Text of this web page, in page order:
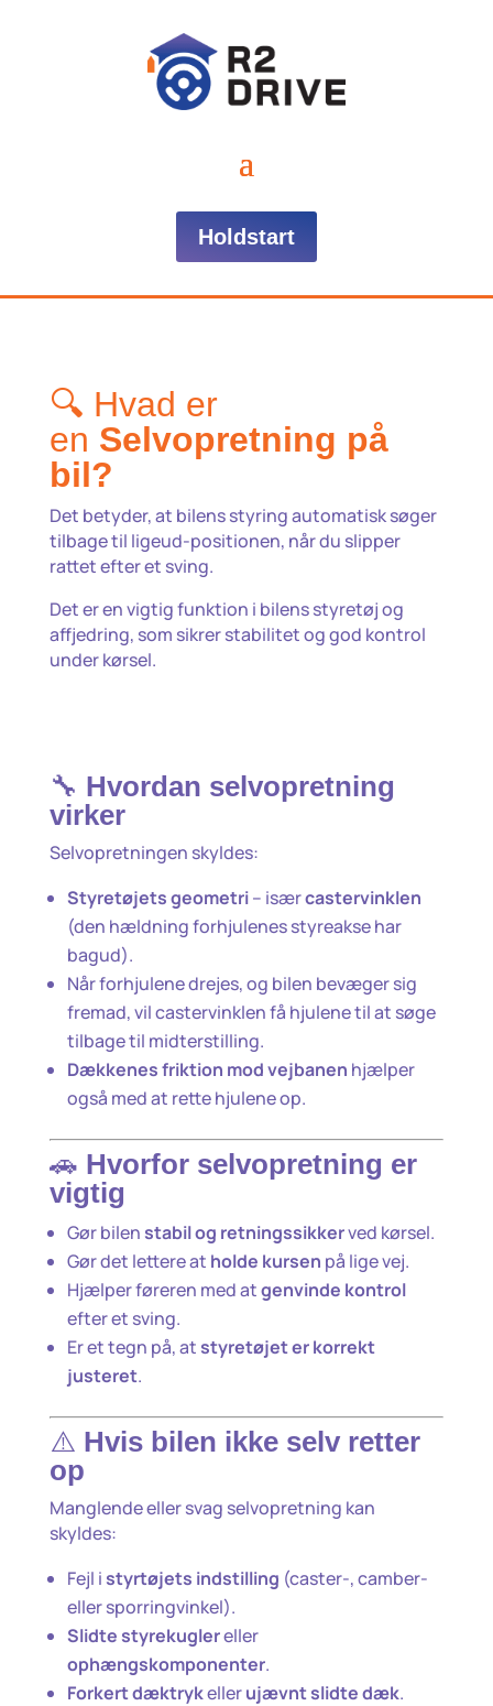
Holdstart
🔍 Hvad er
en Selvopretning på
bil?
Det betyder, at bilens styring automatisk søger
tilbage til ligeud-positionen, når du slipper
rattet efter et sving.
Det er en vigtig funktion i bilens styretøj og
affjedring, som sikrer stabilitet og god kontrol
under kørsel.
🔧 Hvordan selvopretning
virker
Selvopretningen skyldes:
Styretøjets geometri– isærcastervinklen
(den hældning forhjulenes styreakse har
bagud).
Når forhjulene drejes, og bilen bevæger sig
fremad, vil castervinklen få hjulene til at søge
tilbage til midterstilling.
Dækkenes friktion mod vejbanen hjælper
også med at rette hjulene op.
🚗 Hvorfor selvopretning er
vigtig
Gør bilenstabil og retningssikkerved kørsel.
Gør det lettere at holde kursen på lige vej.
Hjælper føreren med atgenvinde kontrol
efter et sving.
Er et tegn på, atstyretøjet er korrekt
justeret.
⚠️ Hvis bilen ikke selv retter
op
Manglende eller svag selvopretning kan
skyldes:
Fejl istyrtøjets indstilling (caster-, camber-
eller sporringvinkel).
Slidte styrekuglereller
ophængskomponenter.
Forkert dæktrykellerujævnt slidte dæk.